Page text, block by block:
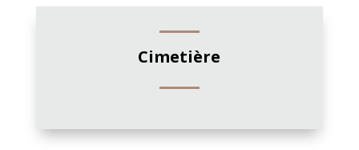
Cimetière